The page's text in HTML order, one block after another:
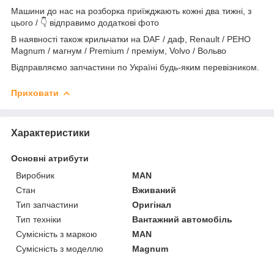
Машини до нас на розборка приїжджають кожні два тижні, з
цього / 👇 відправимо додаткові фото
В наявності також крильчатки на DAF / даф, Renault / РЕНО
Magnum / магнум / Premium / преміум, Volvo / Вольво
Відправляємо запчастини по Україні будь-яким перевізником.
Приховати
Характеристики
Основні атрибути
Виробник
MAN
Стан
Вживаний
Тип запчастини
Оригінал
Тип техніки
Вантажний автомобіль
Сумісність з маркою
MAN
Сумісність з моделлю
Magnum